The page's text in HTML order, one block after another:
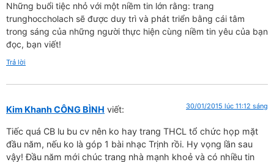
Những buổi tiệc nhỏ với một niềm tin lớn rằng: trang
trunghoccholach sẽ được duy trì và phát triển bằng cái tâm
trong sáng của những người thực hiện cùng niềm tin yêu của bạn
đọc, bạn viết!
Trả lời
Kim Khanh CÔNG BÌNH viết: 30/01/2015 lúc 11:12 sáng
Tiếc quá CB lu bu cv nên ko hay trang THCL tổ chức họp mặt
đầu năm, nếu ko là góp 1 bài nhạc Trịnh rồi. Hy vọng lần sau
vậy! Đầu năm mới chúc trang nhà mạnh khoẻ và có nhiều tin